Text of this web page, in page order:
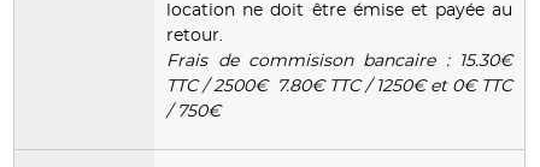
location ne doit être émise et payée au
retour.
Frais de commisison bancaire : 15.30€
TTC / 2500€ 7.80€ TTC / 1250€ et 0€ TTC
/ 750€